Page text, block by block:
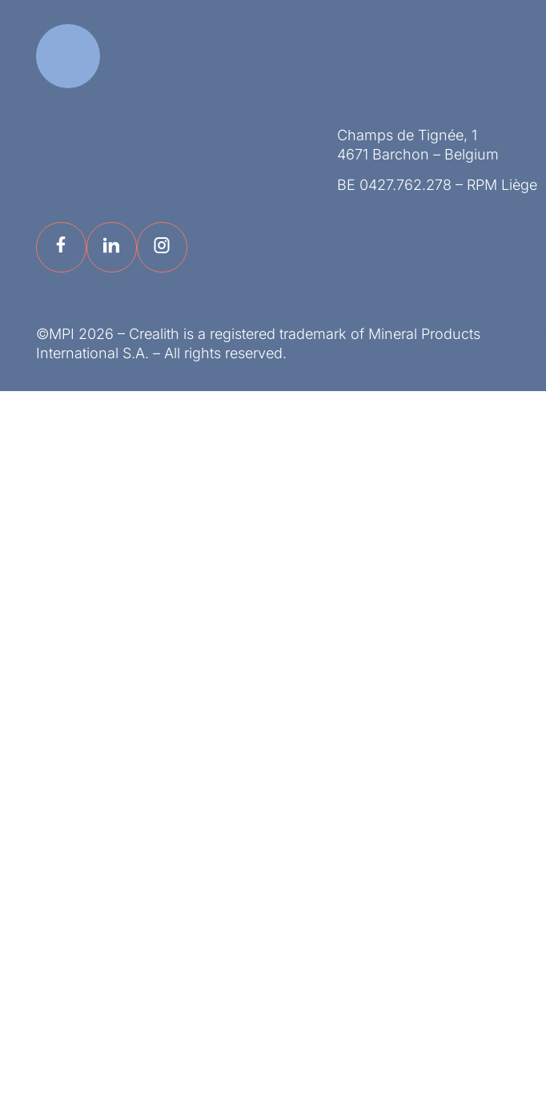
Champs de Tignée, 1
4671 Barchon – Belgium
BE 0427.762.278 – RPM Liège
©MPI 2026 – Crealith is a registered trademark of Mineral Products
International S.A. – All rights reserved.